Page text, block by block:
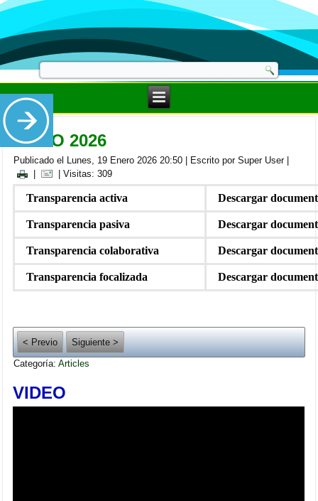
JUNIO 2026
Publicado el Lunes, 19 Enero 2026 20:50 Escrito por Super User|
| Visitas: 309
Transparencia activa Descargar
Transparencia pasiva Descargar
Transparencia colaborativa Descargar
Transparencia focalizada Descargar
< Previo
Siguiente >
Categoría:Articles
VIDEO